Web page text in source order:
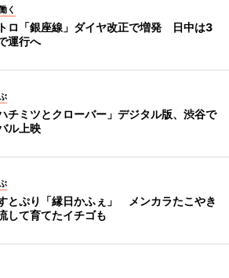
く
ロ「銀座線」ダイヤ改正で増発 日中は3
運行へ
チミツとクローバー」デジタル版、渋谷で
ル上映
とぷり「縁日かふぇ」 メンカラたこやき
して育てたイチゴも